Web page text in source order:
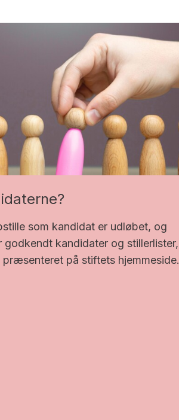
som kandidat er udløbet, og
godkendt kandidater og stillerlister,
på stiftets hjemmeside.